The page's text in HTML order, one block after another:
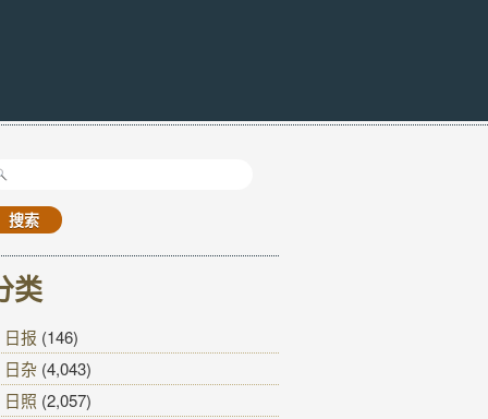
类
日报 (146)
日杂 (4,043)
日照 (2,057)